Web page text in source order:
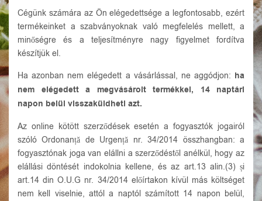
Cégünk számára az Ön elégedettsége a legfontosabb, ezért
termékeinket a szabványoknak való megfelelés mellett, a
minőségre és a teljesítményre nagy figyelmet fordítva
készítjük el.
Ha azonban nem elégedett a vásárlással, ne aggódjon: ha
nem elégedett a megvásárolt termékkel, 14 naptári
napon belül visszaküldheti azt.
Az online kötött szerződések esetén a fogyasztók jogairól
szóló Ordonanță de Urgență nr. 34/2014 összhangban: a
fogyasztónak joga van elállni a szerződéstől anélkül, hogy az
elállási döntését indokolnia kellene, és az art.13 alin.(3) și
art.14 din O.U.G nr. 34/2014 előírtakon kívül más költséget
nem kell viselnie, attól a naptól számított 14 napon belül,
Alternative:
Emlékezz rám.
Elfelejtett jelszó?